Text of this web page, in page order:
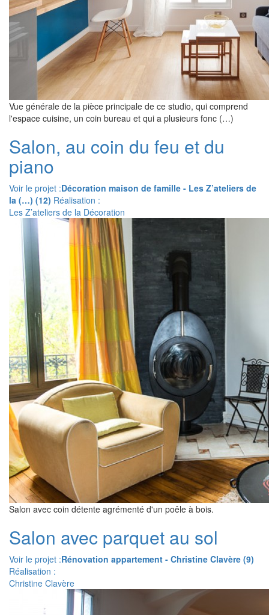
Vue générale de la pièce principale de ce studio, qui comprend
l'espace cuisine, un coin bureau et qui a plusieurs fonc (…)
Salon, au coin du feu et du
piano
Voir le projet :Décoration maison de famille - Les Z’ateliers de
la (…) (12) Réalisation :
Les Z’ateliers de la Décoration
Salon avec coin détente agrémenté d'un poêle à bois.
Salon avec parquet au sol
Voir le projet :Rénovation appartement - Christine Clavère (9)
Réalisation :
Christine Clavère